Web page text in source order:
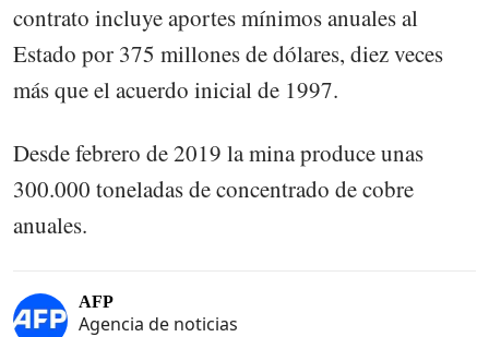
contrato incluye aportes mínimos anuales al
Estado por 375 millones de dólares, diez veces
más que el acuerdo inicial de 1997.
Desde febrero de 2019 la mina produce unas
300.000 toneladas de concentrado de cobre
anuales.
AFP
Agencia de noticias